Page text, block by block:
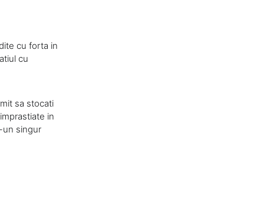
cu forta in
cu
sa stocati
in
un singur